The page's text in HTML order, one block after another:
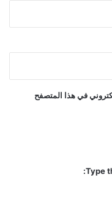
في هذا المتصفح
Type